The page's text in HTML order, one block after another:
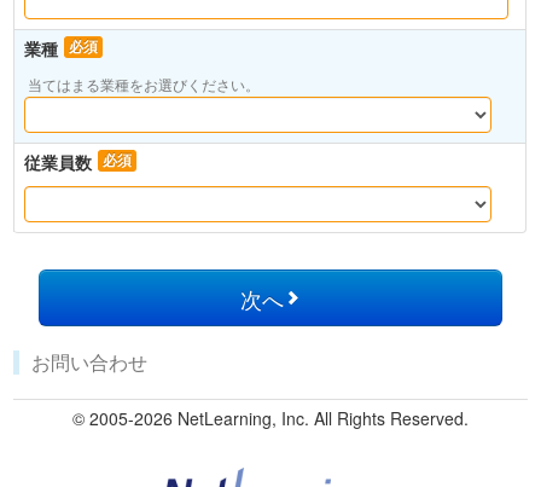
業種 必須
当てはまる業種をお選びください。
従業員数 必須
次へ
お問い合わせ
© 2005-2026 NetLearning, Inc. All Rights Reserved.